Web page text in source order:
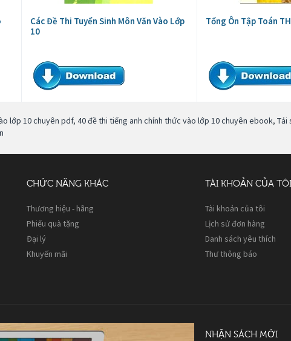
Các Đề Thi Tuyển Sinh Môn Văn Vào Lớp
10
Tổng Ôn Tập Toán
lớp 10 chuyên pdf, 40 đề thi tiếng anh chính thức vào lớp 10 chuyên ebook, Tải
CHỨC NĂNG KHÁC
Thương hiệu - hãng
Phiếu quà tặng
Đại lý
Khuyến mãi
TÀI KHOẢN CỦA TÔI
Tài khoản của tôi
Lịch sử đơn hàng
Danh sách yêu thích
Thư thông báo
NHẬN SÁCH MỚI